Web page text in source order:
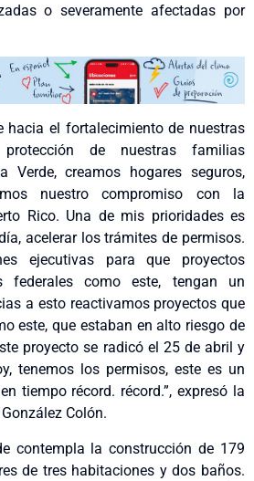
o severamente afectadas por
hacia el fortalecimiento de nuestras
de nuestras familias
Verde, creamos hogares seguros,
nuestro compromiso con la
Rico. Una de mis prioridades es
acelerar los trámites de permisos.
ejecutivas para que proyectos
federales como este, tengan un
a esto reactivamos proyectos que
este, que estaban en alto riesgo de
proyecto se radicó el 25 de abril y
tenemos los permisos, este es un
tiempo récord. récord.”, expresó la
Colón.
contempla la construcción de 179
de tres habitaciones y dos baños.